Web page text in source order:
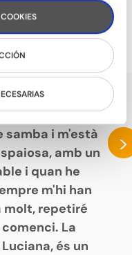
samba i m'està
amb un
i quan he
m'hi han
molt, repetiré
La
és un
>